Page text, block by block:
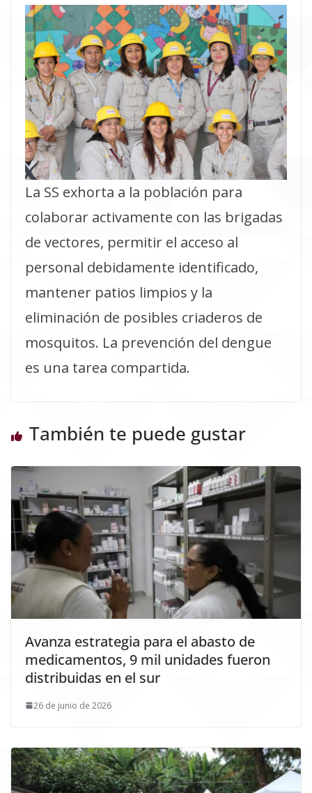
La SS exhorta a la población para
colaborar activamente con las brigadas
de vectores, permitir el acceso al
personal debidamente identificado,
mantener patios limpios y la
eliminación de posibles criaderos de
mosquitos. La prevención del dengue
es una tarea compartida.
También te puede gustar
Avanza estrategia para el abasto de
medicamentos, 9 mil unidades fueron
distribuidas en el sur
26 de junio de 2026